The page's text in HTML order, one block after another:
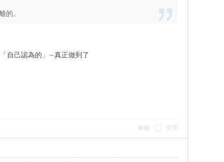
的。
自己認為的」∼真正做到了
管理
舉報